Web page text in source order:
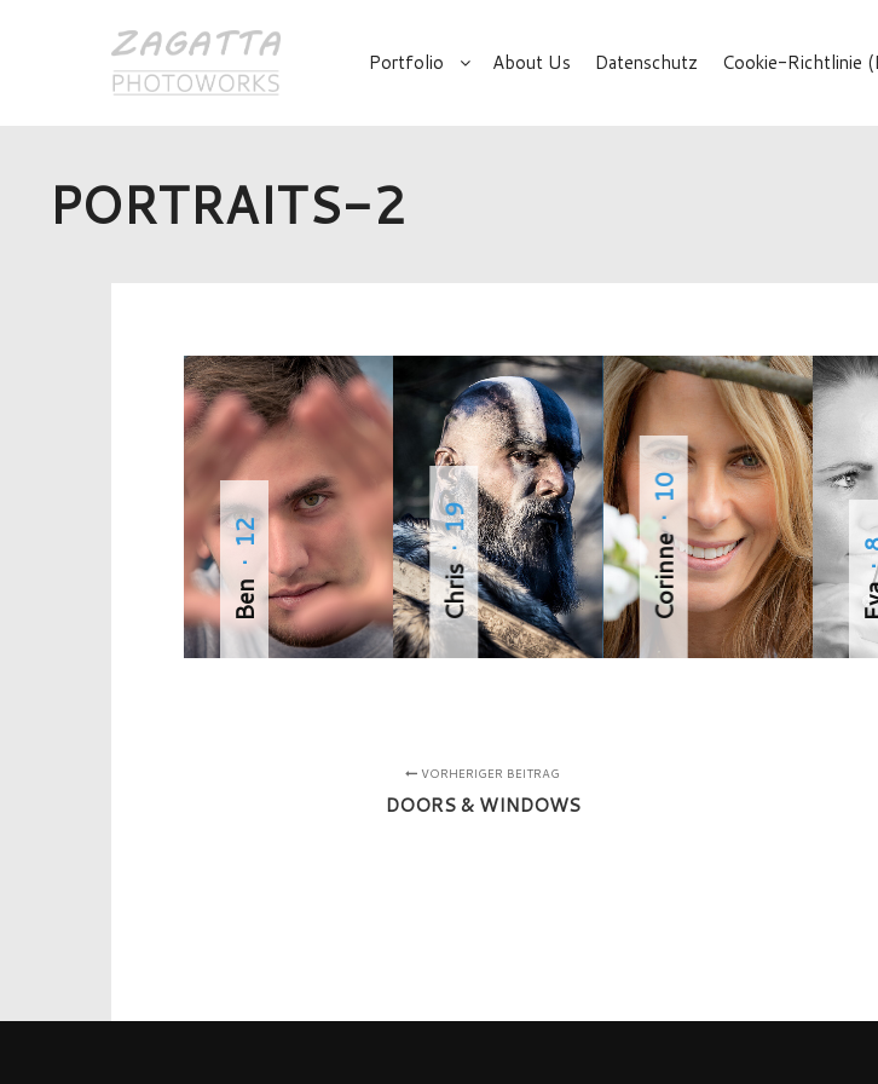
Portfolio About Us Datenschutz Cookie-Richtlinie
PORTRAITS-2
Ben
· 12
Chris
· 19
Corinne
· 10
·
VORHERIGER BEITRAG
DOORS & WINDOWS